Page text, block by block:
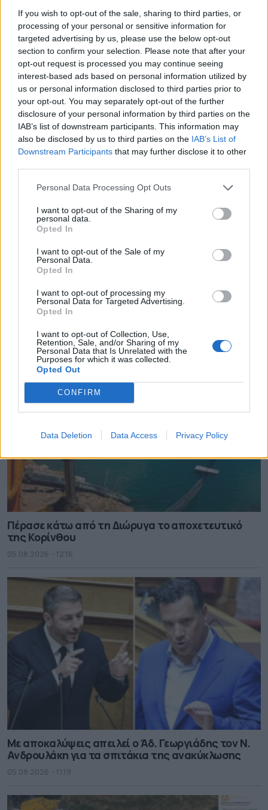
If you wish to opt-out of the sale, sharing to third parties, or
processing of your personal or sensitive information for
targeted advertising by us, please use the below opt-out
section to confirm your selection. Please note that after your
opt-out request is processed you may continue seeing
interest-based ads based on personal information utilized by
us or personal information disclosed to third parties prior to
your opt-out. You may separately opt-out of the further
disclosure of your personal information by third parties on the
IAB’s list of downstream participants. This information may
also be disclosed by us to third parties on the IAB’s List of
Downstream Participants that may further disclose it to other
Personal Data Processing Opt Outs
I want to opt-out of the Sharing of my
personal data.
Opted In
I want to opt-out of the Sale of my
Personal Data.
Opted In
I want to opt-out of processing my
Personal Data for Targeted Advertising.
Opted In
I want to opt-out of Collection, Use,
Retention, Sale, and/or Sharing of my
Personal Data that Is Unrelated with the
Purposes for which it was collected.
Opted Out
CONFIRM
Data Deletion Data Access Privacy Policy
Άμεσα τα μέτρα στήριξης πυρόπληκτων – Πιο
γρήγορα οι αποζημιώσεις
05.08.2026 - 14.41
ΥΠΠΟ: Προστασία και ανάδειξη του
αρχαιολογικού χώρου του Ραμνούντα
05.08.2026 - 13.01
Πέρασε κάτω από τη Διώρυγα το αποχετευτικό
της Κορίνθου
05.08.2026 - 12.16
Με αποκαλύψεις απειλεί ο Άδ. Γεωργιάδης τον Ν.
Ανδρουλάκη για τα σπιτάκια της ανακύκλωσης
05.08.2026 - 11.19